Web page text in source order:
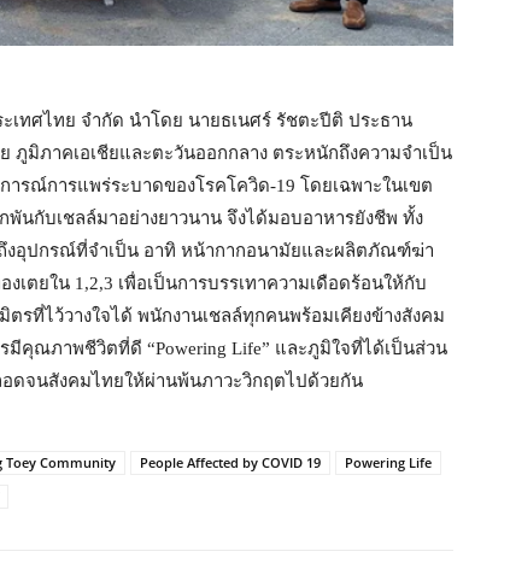
ทศไทย จำกัด นำโดย นายธเนศร์ รัชตะปีติ ประธาน
มิภาคเอเชียและตะวันออกกลาง ตระหนักถึงความจำเป็น
รณ์การแพร่ระบาดของโรคโควิด-19 โดยเฉพาะในเขต
นกับเชลล์มาอย่างยาวนาน จึงได้มอบอาหารยังชีพ ทั้ง
ถึงอุปกรณ์ที่จำเป็น อาทิ หน้ากากอนามัยและผลิตภัณฑ์ฆ่า
เตยใน 1,2,3 เพื่อเป็นการบรรเทาความเดือดร้อนให้กับ
รที่ไว้วางใจได้ พนักงานเชลล์ทุกคนพร้อมเคียงข้างสังคม
คุณภาพชีวิตที่ดี “Powering Life” และภูมิใจที่ได้เป็นส่วน
ดจนสังคมไทยให้ผ่านพ้นภาวะวิกฤตไปด้วยกัน
Toey Community People Affected by COVID 19
Powering Life